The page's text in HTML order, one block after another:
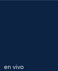
en vivo